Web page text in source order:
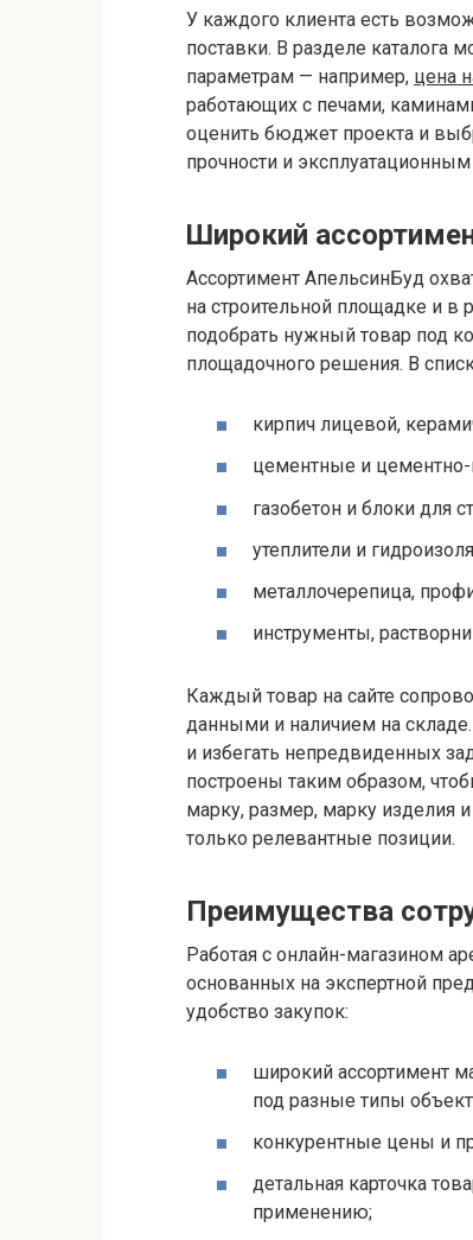
У каждого клиента есть
поставки. В разделе каталога
параметрам — например, цена
работающих с печами,
оценить бюджет проекта и
прочности и эксплуатационным
Широкий
Ассортимент АпельсинБуд
на строительной площадке и в
подобрать нужный товар под
площадочного решения. В
кирпич лицевой,
цементные и
газобетон и блоки для
утеплители и
металлочерепица,
инструменты,
Каждый товар на сайте
данными и наличием на
и избегать непредвиденных
построены таким образом,
марку, размер, марку изделия
только релевантные позиции.
Преимущества
Работая с онлайн-магазином
основанных на экспертной
удобство закупок:
широкий ассортимент
под разные типы
конкурентные цены и
детальная карточка
применению;